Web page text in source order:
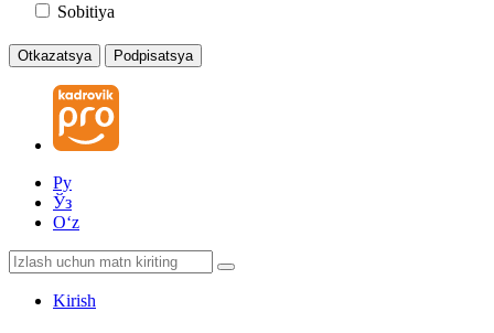
Sobitiya
Otkazatsya Podpisatsya
Ру
Ўз
Oʻz
Kirish